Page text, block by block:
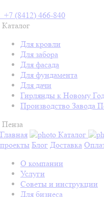
+7 (8412) 466-840
Каталог
Для кровли
Для забора
Для фасада
Для фундамента
Для дачи
Гирлянды к Новому
Производство Завода
Пенза
Главная
Каталог
проекты Блог Доставка
О компании
Услуги
Советы и инструкции
Для бизнеса